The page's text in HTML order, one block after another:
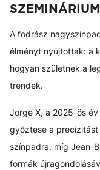
A fodrász
élményt nyújtottak: a
hogyan születnek a
trendek.
Jorge X, a 2025-ös
győztese a
színpadra, míg Jean-
formák